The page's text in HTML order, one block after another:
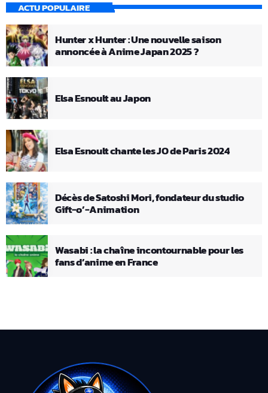
ACTU POPULAIRE
Hunter x Hunter : Une nouvelle saison
annoncée à Anime Japan 2025 ?
Elsa Esnoult au Japon
Elsa Esnoult chante les JO de Paris 2024
Décès de Satoshi Mori, fondateur du studio
Gift-o’-Animation
Wasabi : la chaîne incontournable pour les
fans d’anime en France